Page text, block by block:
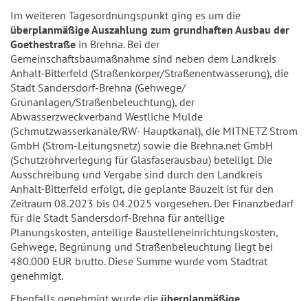
Im weiteren Tagesordnungspunkt ging es um die
überplanmäßige Auszahlung zum grundhaften Ausbau der
Goethestraße in Brehna. Bei der
Gemeinschaftsbaumaßnahme sind neben dem Landkreis
Anhalt-Bitterfeld (Straßenkörper/Straßenentwässerung), die
Stadt Sandersdorf-Brehna (Gehwege/
Grünanlagen/Straßenbeleuchtung), der
Abwasserzweckverband Westliche Mulde
(Schmutzwasserkanäle/RW- Hauptkanal), die MITNETZ Strom
GmbH (Strom-Leitungsnetz) sowie die Brehna.net GmbH
(Schutzrohrverlegung für Glasfaserausbau) beteiligt. Die
Ausschreibung und Vergabe sind durch den Landkreis
Anhalt-Bitterfeld erfolgt, die geplante Bauzeit ist für den
Zeitraum 08.2023 bis 04.2025 vorgesehen. Der Finanzbedarf
für die Stadt Sandersdorf-Brehna für anteilige
Planungskosten, anteilige Baustelleneinrichtungskosten,
Gehwege, Begrünung und Straßenbeleuchtung liegt bei
480.000 EUR brutto. Diese Summe wurde vom Stadtrat
genehmigt.
Ebenfalls genehmigt wurde die überplanmäßige